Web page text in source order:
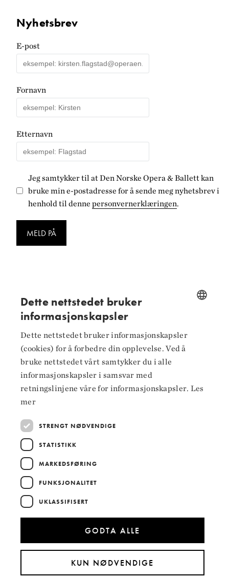
Nyhetsbrev
E-post
Fornavn
Etternavn
Jeg samtykker til at Den Norske Opera & Ballett kan
bruke min e-postadresse for å sende meg nyhetsbrev i
henhold til denne personvernerklæringen.
MELD PÅ
Følg oss på
Facebook
Instagram
LinkedIn
Hoved­samarbeidspartnere
ENGLISH
Dette nettstedet bruker
informasjonskapsler
Dette nettstedet bruker informasjonskapsler
(cookies) for å forbedre din opplevelse. Ved å
bruke nettstedet vårt samtykker du i alle
informasjonskapsler i samsvar med
retningslinjene våre for informasjonskapsler. Les
mer
STRENGT NØDVENDIGE
STATISTIKK
MARKEDSFØRING
FUNKSJONALITET
UKLASSIFISERT
GODTA ALLE
KUN NØDVENDIGE